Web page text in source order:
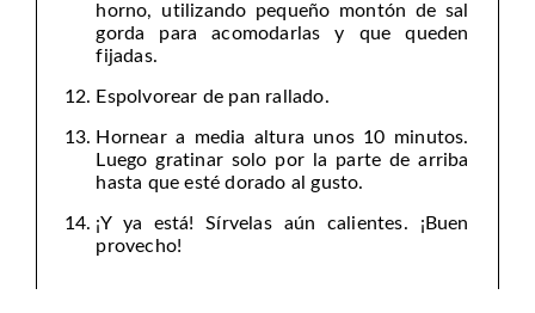
horno, utilizando pequeño montón de sal
gorda para acomodarlas y que queden
fijadas.
Espolvorear de pan rallado.
Hornear a media altura unos 10 minutos.
Luego gratinar solo por la parte de arriba
hasta que esté dorado al gusto.
¡Y ya está! Sírvelas aún calientes. ¡Buen
provecho!